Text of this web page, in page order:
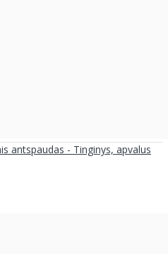
antspaudas - Tinginys, apvalus